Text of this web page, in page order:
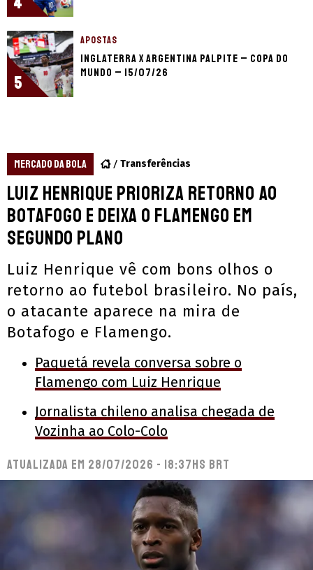
5
APOSTAS
Inglaterra x Argentina palpite – Copa do
Mundo – 15/07/26
MERCADO DA BOLA Transferências
Luiz Henrique prioriza retorno ao
Botafogo e deixa o Flamengo em
segundo plano
Luiz Henrique vê com bons olhos o
retorno ao futebol brasileiro. No país,
o atacante aparece na mira de
Botafogo e Flamengo.
Paquetá revela conversa sobre o
Flamengo com Luiz Henrique
Jornalista chileno analisa chegada de
Vozinha ao Colo-Colo
Atualizada em 28/07/2026 - 18:37hs BRT